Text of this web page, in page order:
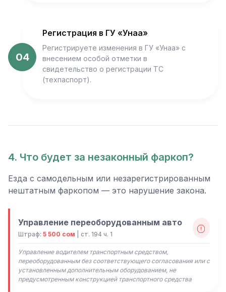
04
Регистрация в ГУ «Унаа»
Регистрируете изменения в ГУ «Унаа» с
внесением особой отметки в
свидетельство о регистрации ТС
(техпаспорт).
4. Что будет за незаконный фаркоп?
Езда с самодельным или незарегистрированным
нештатным фаркопом — это нарушение закона.
Управление переоборудованным авто
Штраф: 5 500 сом | ст. 194 ч. 1
Управление водителем транспортным средством,
переоборудованным без соответствующего согласования или с
установленным дополнительным оборудованием, не
предусмотренным конструкцией транспортного средства